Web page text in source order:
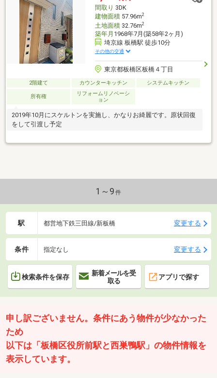
間取り 3DK
建物面積57.96m2
土地面積32.76m2
築年月 1968年7月(築58年2ヶ月)
埼京線 板橋駅 徒歩10分
その他の交通
東京都板橋区板橋４丁目
2階建て カウンターキッチン システムキッチン
所有権
リフォームリノベーシ
ョン
2019年10月にスケルトンを実施し、かなりお綺麗です。原状回復
をして引渡し予定
1～9 件
駅 都営地下鉄三田線/新板橋 変更する
条件 指定なし 変更する
検索条件を保存
新着メールを受
取る
アプリで探す
申し訳ございません。条件にあう物件が少なかった
ため
以下は「板橋区役所前駅と西巣鴨駅」の物件情報を
表示しています。